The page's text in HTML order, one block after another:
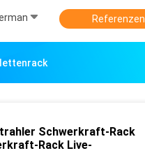
Referenzen
Schwerkraft-Rack
Rack Live-